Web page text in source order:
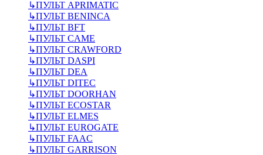
↳ПУЛЬТ APRIMATIC
↳ПУЛЬТ BENINCA
↳ПУЛЬТ BFT
↳ПУЛЬТ CAME
↳ПУЛЬТ CRAWFORD
↳ПУЛЬТ DASPI
↳ПУЛЬТ DEA
↳ПУЛЬТ DITEC
↳ПУЛЬТ DOORHAN
↳ПУЛЬТ ECOSTAR
↳ПУЛЬТ ELMES
↳ПУЛЬТ EUROGATE
↳ПУЛЬТ FAAC
↳ПУЛЬТ GARRISON